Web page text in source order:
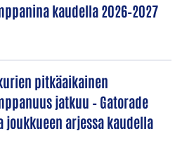
kaudella 2026–2027
pitkäaikainen
jatkuu – Gatorade
joukkueen arjessa kaudella